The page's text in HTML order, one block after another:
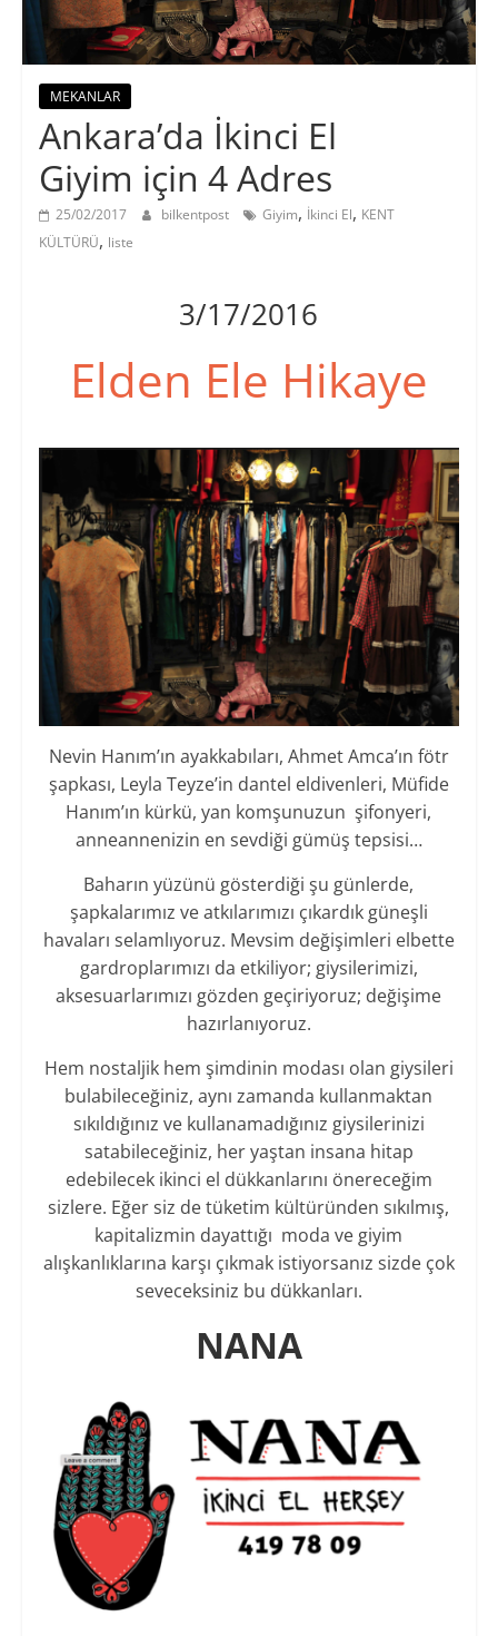
MEKANLAR
Ankara’da İkinci El
Giyim için 4 Adres
25/02/2017 bilkentpost Giyim, İkinci El, KENT
KÜLTÜRÜ, liste
3/17/2016
Elden Ele Hikaye
Nevin Hanım’ın ayakkabıları, Ahmet Amca’ın fötr
şapkası, Leyla Teyze’in dantel eldivenleri, Müfide
Hanım’ın kürkü, yan komşunuzun şifonyeri,
anneannenizin en sevdiği gümüş tepsisi…
Baharın yüzünü gösterdiği şu günlerde,
şapkalarımız ve atkılarımızı çıkardık güneşli
havaları selamlıyoruz. Mevsim değişimleri elbette
gardroplarımızı da etkiliyor; giysilerimizi,
aksesuarlarımızı gözden geçiriyoruz; değişime
hazırlanıyoruz.
Hem nostaljik hem şimdinin modası olan giysileri
bulabileceğiniz, aynı zamanda kullanmaktan
sıkıldığınız ve kullanamadığınız giysilerinizi
satabileceğiniz, her yaştan insana hitap
edebilecek ikinci el dükkanlarını önereceğim
sizlere. Eğer siz de tüketim kültüründen sıkılmış,
kapitalizmin dayattığı moda ve giyim
alışkanlıklarına karşı çıkmak istiyorsanız sizde çok
seveceksiniz bu dükkanları.
NANA